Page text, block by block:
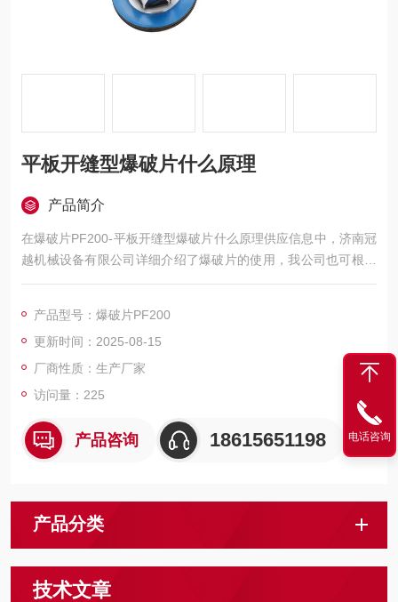
平板开缝型爆破片什么原理
产品简介
在爆破片PF200-平板开缝型爆破片什么原理供应信息中，济南冠
越机械设备有限公司详细介绍了爆破片的使用，我公司也可根据
工况选择爆破片型号，并且以平板形爆破片批发的方式给到您优
产品型号：爆破片PF200
更新时间：2025-08-15
厂商性质：生产厂家
访问量：225
产品咨询 18615651198
产品分类
技术文章
电话咨询